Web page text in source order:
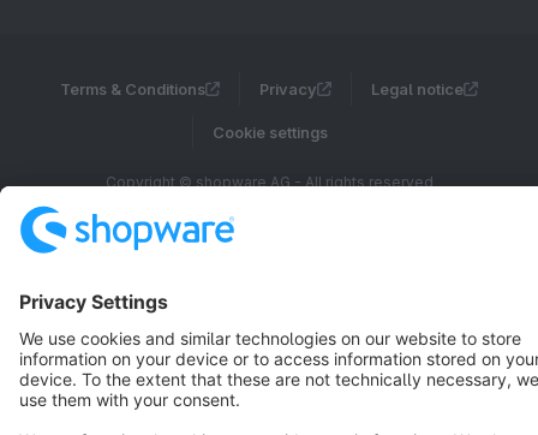
Terms & Conditions Privacy Legal notice
Cookie settings
Copyright © shopware AG - All rights reserved
Notice: * All prices are quoted net of the statutory value-added tax